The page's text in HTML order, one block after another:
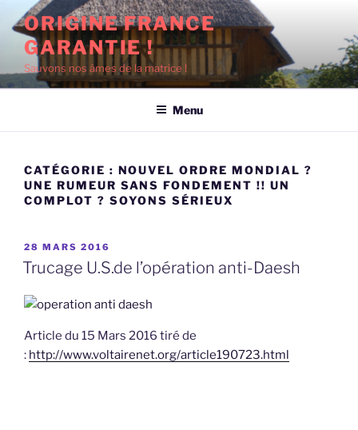
Aller
au
contenu
principal
ORIGINE FRANCE
GARANTIE !
Sauvons nos âmes de la matrice !
Menu
CATÉGORIE : NOUVEL ORDRE MONDIAL ?
UNE RUMEUR SANS FONDEMENT !! UN
COMPLOT ? SOYONS SÉRIEUX
PUBLIÉ
LE
28 MARS 2016
Trucage U.S.de l’opération anti-Daesh
Article du 15 Mars 2016 tiré de
: http://www.voltairenet.org/article190723.html